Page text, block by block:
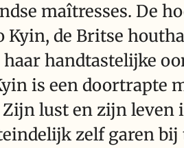
maîtresses. De
Kyin, de Britse
handtastelijke
is een doortrapte
lust en zijn leven
zelf garen